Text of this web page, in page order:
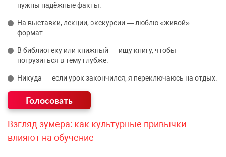
нужны надёжные факты.
На выставки, лекции, экскурсии — люблю «живой»
формат.
В библиотеку или книжный — ищу книгу, чтобы
погрузиться в тему глубже.
Никуда — если урок закончился, я переключаюсь на отдых.
Взгляд зумера: как культурные привычки
влияют на обучение